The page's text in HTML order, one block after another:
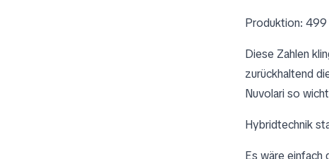
Produktion: 499
Diese Zahlen
zurückhaltend
Nuvolari so
Hybridtechnik
Es wäre einfach